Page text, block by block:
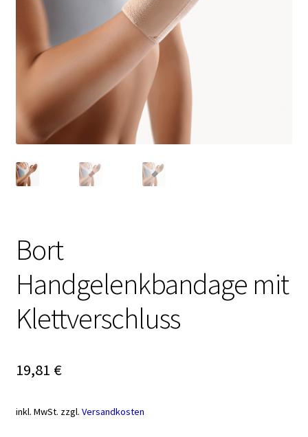
Bort
Handgelenkbandage mit
Klettverschluss
19,81 €
inkl. MwSt. zzgl. Versandkosten